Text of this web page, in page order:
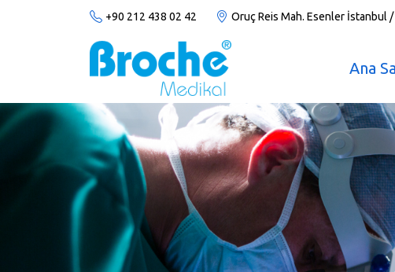
+90 212 438 02 42 Oruç Reis Mah. Esenler İstanbul /
Ana